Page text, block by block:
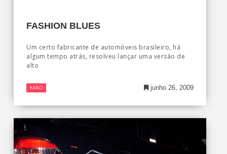
FASHION BLUES
Um certo fabricante de automóveis brasileiro, há
algum tempo atrás, resolveu lançar uma versão de
alto
MAO junho 26, 2009